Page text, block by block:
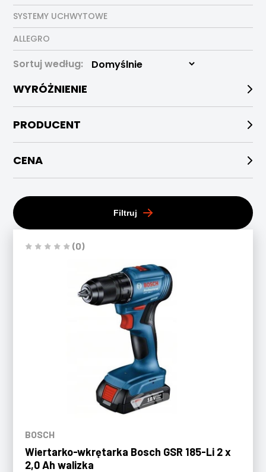
SYSTEMY UCHWYTOWE
ALLEGRO
Sortuj według:
WYRÓŻNIENIE
PRODUCENT
CENA
Filtruj
(0)
BOSCH
Wiertarko-wkrętarka Bosch GSR 185-Li 2 x
2,0 Ah walizka